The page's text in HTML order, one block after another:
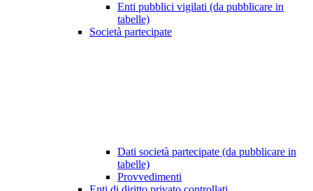
Enti pubblici vigilati (da pubblicare in
tabelle)
Società partecipate
Dati società partecipate (da pubblicare in
tabelle)
Provvedimenti